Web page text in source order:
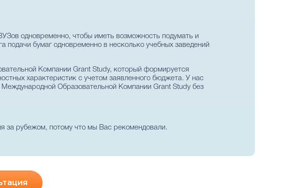
одновременно, чтобы иметь возможность подумать и
бумаг одновременно в несколько учебных заведений
Компании Grant Study, который формируется
характеристик с учетом заявленного бюджета. У нас
Международной Образовательной Компании Grant Study без
за рубежом, потому что мы Вас рекомендовали.